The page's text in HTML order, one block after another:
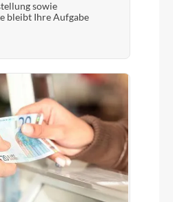
sowie
bleibt Ihre Aufgabe